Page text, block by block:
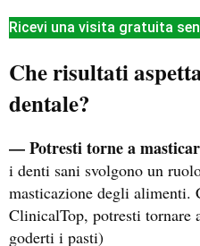
Ricevi una visita gratuita
Che risultati
dentale?
— Potresti torne a
i denti sani svolgono un
masticazione degli alimenti.
ClinicalTop, potresti tornare
goderti i pasti)